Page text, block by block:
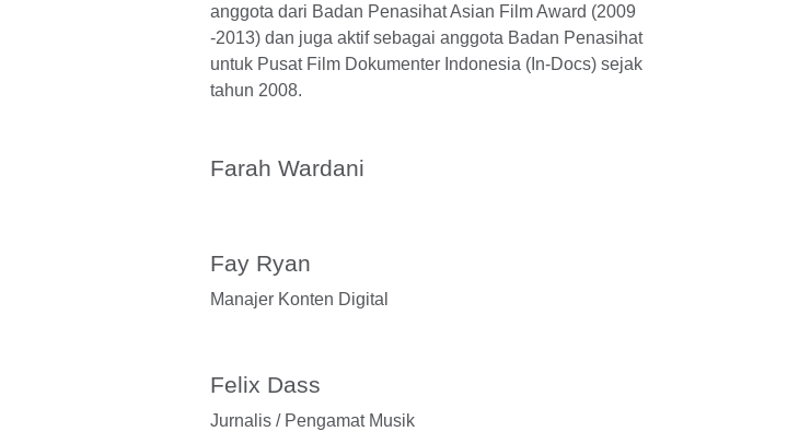
anggota dari Badan Penasihat Asian Film Award (2009
-2013) dan juga aktif sebagai anggota Badan Penasihat
untuk Pusat Film Dokumenter Indonesia (In-Docs) sejak
tahun 2008.
Farah Wardani
Fay Ryan
Manajer Konten Digital
Felix Dass
Jurnalis / Pengamat Musik